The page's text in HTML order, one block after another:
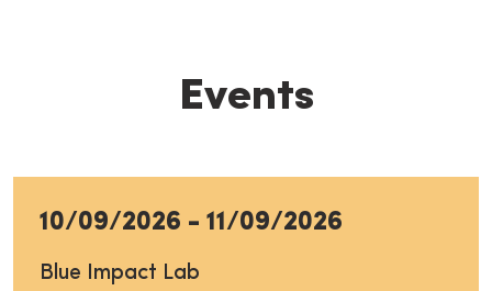
Events
10/09/2026 - 11/09/2026
Blue Impact Lab